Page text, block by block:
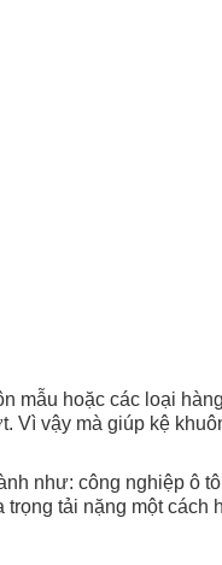
mẫu hoặc các loại
Vì vậy mà giúp kệ
như: công nghiệp ô
tải nặng một cách